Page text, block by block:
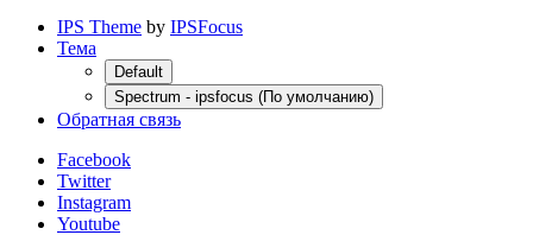
IPS Theme by IPSFocus
Тема
Default
Spectrum - ipsfocus (По умолчанию)
Обратная связь
Facebook
Twitter
Instagram
Youtube